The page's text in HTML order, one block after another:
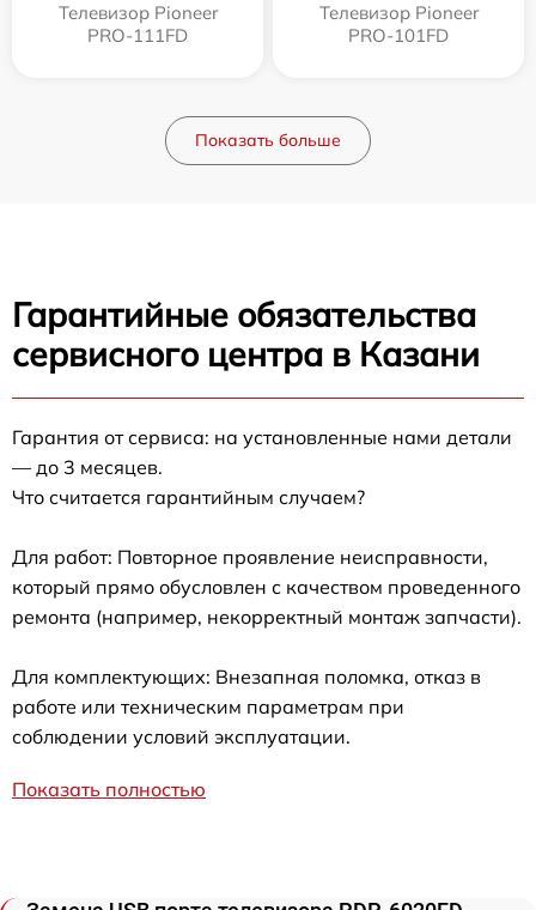
Телевизор Pioneer
PRO-111FD
Телевизор Pioneer
PRO-101FD
Показать больше
Гарантийные обязательства
сервисного центра в Казани
Гарантия от сервиса: на установленные нами детали
— до 3 месяцев.
Что считается гарантийным случаем?
Для работ: Повторное проявление неисправности,
который прямо обусловлен с качеством проведенного
ремонта (например, некорректный монтаж запчасти).
Для комплектующих: Внезапная поломка, отказ в
работе или техническим параметрам при
соблюдении условий эксплуатации.
Показать полностью